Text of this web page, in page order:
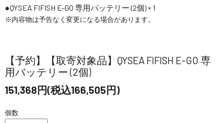
QYSEA FIFISH E-GO 専用バッテリー (2個) × 1
※内容物は予告なく変更になる場合があります。
【予約】【取寄対象品】QYSEA FIFISH E-GO 専
用バッテリー (2個)
151,368円(税込166,505円)
個数